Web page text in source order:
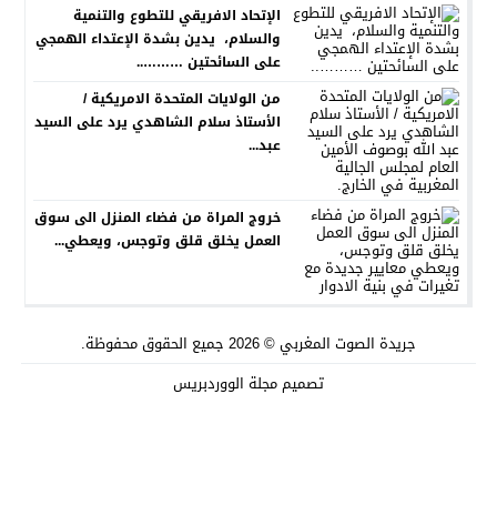
الإتحاد الافريقي للتطوع والتنمية
والسلام، يدين بشدة الإعتداء الهمجي
على السائحتين ………..
من الولايات المتحدة الامريكية /
الأستاذ سلام الشاهدي يرد على السيد
عبد...
خروج المراة من فضاء المنزل الى سوق
العمل يخلق قلق وتوجس، ويعطي...
جريدة الصوت المغربي© 2026 جميع الحقوق محفوظة.
تصميممجلة الووردبريس